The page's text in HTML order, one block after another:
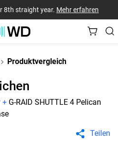
8th straight year. Mehr erfahren
Produktvergleich
+ G-RAID SHUTTLE 4 Pelican
Teilen